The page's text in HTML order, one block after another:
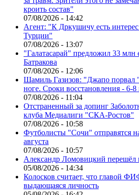
кроить состав"
07/08/2026 - 14:42
Агент: "К Дркушичу есть
Турции"
07/08/2026 - 13:07
"Галатасарай" предложил 33 млн
Батракова
07/08/2026 - 12:06
Шамиль Газизов: "Джапо порвал
ноге. Сроки восстановления - 6-8
07/08/2026 - 11:04
Отстраненный за допинг
клуба Медиалиги "СКА-Ростов"
07/08/2026 - 10:58
Футболисты "Сочи" отправятся
августа
07/08/2026 - 10:57
Александр Ломовицкий перешёл
05/08/2026 - 14:34
Колосков считает, что главой
выдающаяся личность